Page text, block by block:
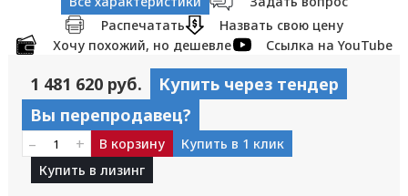
Распечатать
Назвать свою цену
Хочу похожий, но дешевле
Ссылка на YouTube
1 481 620 руб.
Купить через тендер
Вы перепродавец?
– + В корзину
Купить в 1 клик
Купить в лизинг